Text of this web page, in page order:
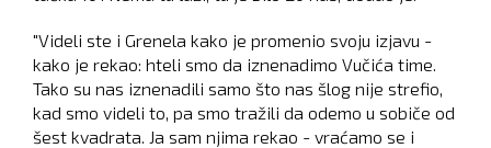
"Videli ste i Grenela kako je promenio svoju izjavu -
kako je rekao: hteli smo da iznenadimo Vučića time.
Tako su nas iznenadili samo što nas šlog nije strefio,
kad smo videli to, pa smo tražili da odemo u sobiče od
šest kvadrata. Ja sam njima rekao - vraćamo se i